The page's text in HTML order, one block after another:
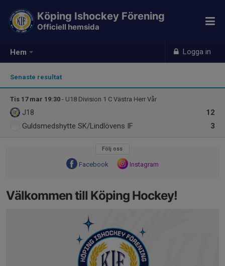
Hem Logga in
Köping Ishockey Förening
Officiell hemsida
Senaste resultat
Tis 17 mar 19:30 - U18 Division 1 C Västra Herr Vår
12
J18
3
Guldsmedshytte SK/Lindlövens IF
Följ oss
Facebook Instagram
Välkommen till Köping Hockey!